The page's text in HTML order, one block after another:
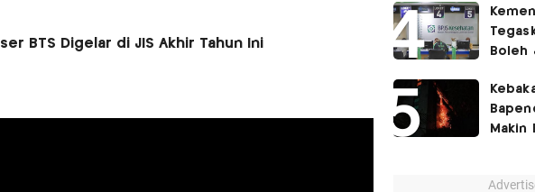
BTS Digelar di JIS Akhir Tahun Ini
Boleh
Makin